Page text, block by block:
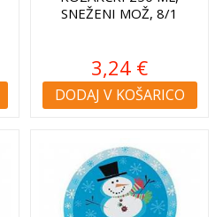
SNEŽENI MOŽ, 8/1
3,24 €
DODAJ V KOŠARICO